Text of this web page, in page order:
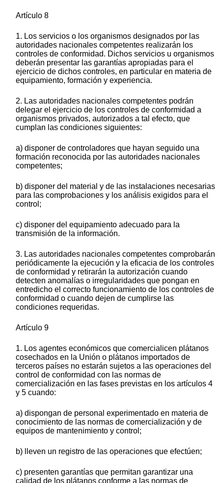
Artículo 8
1. Los servicios o los organismos designados por las
autoridades nacionales competentes realizarán los
controles de conformidad. Dichos servicios u organismos
deberán presentar las garantías apropiadas para el
ejercicio de dichos controles, en particular en materia de
equipamiento, formación y experiencia.
2. Las autoridades nacionales competentes podrán
delegar el ejercicio de los controles de conformidad a
organismos privados, autorizados a tal efecto, que
cumplan las condiciones siguientes:
a) disponer de controladores que hayan seguido una
formación reconocida por las autoridades nacionales
competentes;
b) disponer del material y de las instalaciones necesarias
para las comprobaciones y los análisis exigidos para el
control;
c) disponer del equipamiento adecuado para la
transmisión de la información.
3. Las autoridades nacionales competentes comprobarán
periódicamente la ejecución y la eficacia de los controles
de conformidad y retirarán la autorización cuando
detecten anomalías o irregularidades que pongan en
entredicho el correcto funcionamiento de los controles de
conformidad o cuando dejen de cumplirse las
condiciones requeridas.
Artículo 9
1. Los agentes económicos que comercialicen plátanos
cosechados en la Unión o plátanos importados de
terceros países no estarán sujetos a las operaciones del
control de conformidad con las normas de
comercialización en las fases previstas en los artículos 4
y 5 cuando:
a) dispongan de personal experimentado en materia de
conocimiento de las normas de comercialización y de
equipos de mantenimiento y control;
b) lleven un registro de las operaciones que efectúen;
c) presenten garantías que permitan garantizar una
calidad de los plátanos conforme a las normas de